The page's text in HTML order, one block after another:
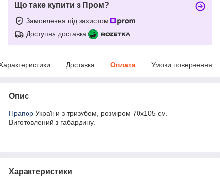
Що таке купити з Пром?
Замовлення під захистом
Доступна доставка
Доставка Оплата Умови повернення
Опис
Прапор України з тризубом, розміром 70х105 см.
Виготовлений з габардину.
Характеристики